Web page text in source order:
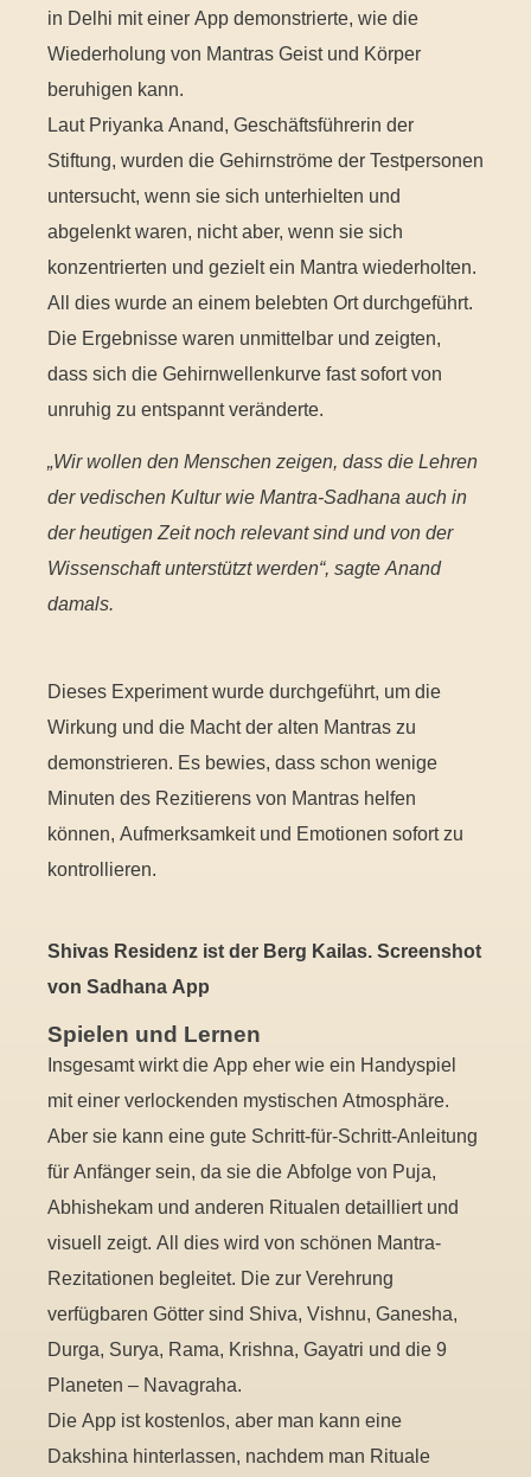
in Delhi mit einer App demonstrierte, wie die
Wiederholung von Mantras Geist und Körper
beruhigen kann.
Laut Priyanka Anand, Geschäftsführerin der
Stiftung, wurden die Gehirnströme der Testpersonen
untersucht, wenn sie sich unterhielten und
abgelenkt waren, nicht aber, wenn sie sich
konzentrierten und gezielt ein Mantra wiederholten.
All dies wurde an einem belebten Ort durchgeführt.
Die Ergebnisse waren unmittelbar und zeigten,
dass sich die Gehirnwellenkurve fast sofort von
unruhig zu entspannt veränderte.
„Wir wollen den Menschen zeigen, dass die Lehren
der vedischen Kultur wie Mantra-Sadhana auch in
der heutigen Zeit noch relevant sind und von der
Wissenschaft unterstützt werden“, sagte Anand
damals.
Dieses Experiment wurde durchgeführt, um die
Wirkung und die Macht der alten Mantras zu
demonstrieren. Es bewies, dass schon wenige
Minuten des Rezitierens von Mantras helfen
können, Aufmerksamkeit und Emotionen sofort zu
kontrollieren.
Shivas Residenz ist der Berg Kailas. Screenshot
von Sadhana App
Spielen und Lernen
Insgesamt wirkt die App eher wie ein Handyspiel
mit einer verlockenden mystischen Atmosphäre.
Aber sie kann eine gute Schritt-für-Schritt-Anleitung
für Anfänger sein, da sie die Abfolge von Puja,
Abhishekam und anderen Ritualen detailliert und
visuell zeigt. All dies wird von schönen Mantra-
Rezitationen begleitet. Die zur Verehrung
verfügbaren Götter sind Shiva, Vishnu, Ganesha,
Durga, Surya, Rama, Krishna, Gayatri und die 9
Planeten – Navagraha.
Die App ist kostenlos, aber man kann eine
Dakshina hinterlassen, nachdem man Rituale